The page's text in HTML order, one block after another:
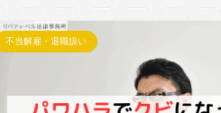
不当解雇・退職扱い